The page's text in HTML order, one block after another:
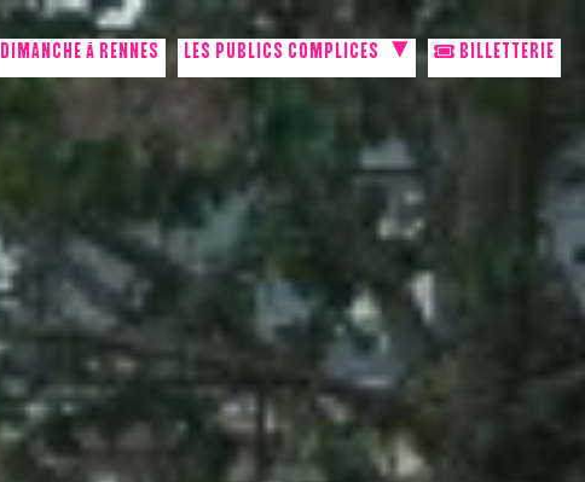
DIMANCHE À RENNES LES PUBLICS COMPLICES
BILLETTERIE